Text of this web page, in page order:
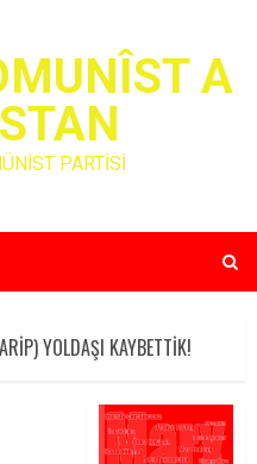
A
PARTİSİ
YOLDAŞI KAYBETTİK!